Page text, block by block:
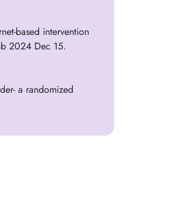
based intervention
2024 Dec 15.
a randomized